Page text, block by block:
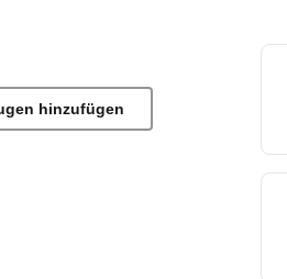
hinzufügen